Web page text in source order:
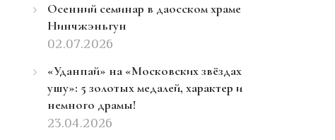
Осенний семинар в даосском храме
Нинчжэньгун
02.07.2026
«Уданпай» на «Московских звёздах
ушу»: 5 золотых медалей, характер и
немного драмы!
23.04.2026